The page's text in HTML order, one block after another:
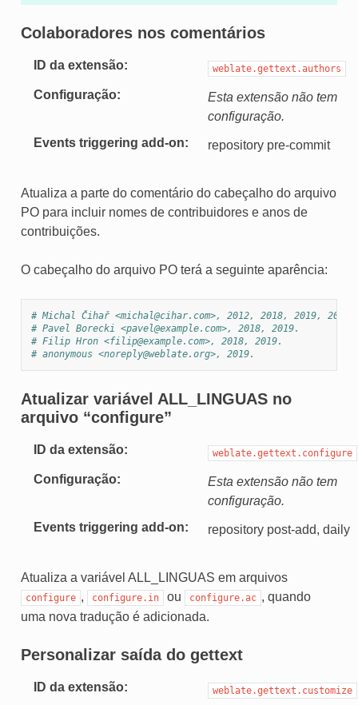
Colaboradores nos comentários
ID da extensão weblate.gettext.authors
Configuração
Esta extensão não tem
configuração.
Events triggering add-on
repository pre-commit
Atualiza a parte do comentário do cabeçalho do arquivo
PO para incluir nomes de contribuidores e anos de
contribuições.
O cabeçalho do arquivo PO terá a seguinte aparência:
# Michal Čihař <michal@cihar.com>, 2012, 2018, 2019, 2020.
# Pavel Borecki <pavel@example.com>, 2018, 2019.
# Filip Hron <filip@example.com>, 2018, 2019.
# anonymous <noreply@weblate.org>, 2019.
Atualizar variável ALL_LINGUAS no
arquivo “configure”
ID da extensão weblate.gettext.configure
Configuração
Esta extensão não tem
configuração.
Events triggering add-on
repository post-add, daily
Atualiza a variável ALL_LINGUAS em arquivos
configure , configure.in ou configure.ac , quando
uma nova tradução é adicionada.
Personalizar saída do gettext
ID da extensão weblate.gettext.customize